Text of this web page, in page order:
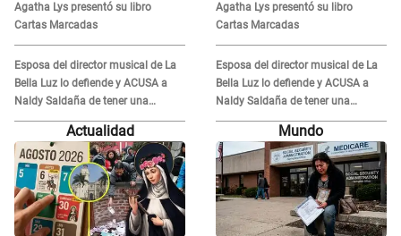
grabar"
Agatha Lys presentó su libro
Cartas Marcadas
Esposa del director musical de La
Bella Luz lo defiende y ACUSA a
Naldy Saldaña de tener una
relación con él y otros integrantes
grabar"
Agatha Lys presentó su libro
Cartas Marcadas
Esposa del director musical de La
Bella Luz lo defiende y ACUSA a
Naldy Saldaña de tener una
relación con él y otros integrantes
Actualidad Mundo